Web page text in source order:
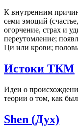
К внутренним
семи эмоций
огорчение, страх и
переутомление;
Ци или крови;
Истоки TКM
Идеи о
теории о том, как
Shen (Дух)